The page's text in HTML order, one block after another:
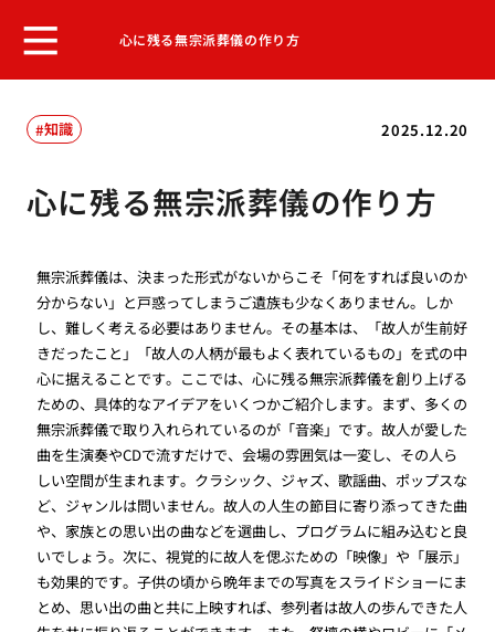
心に残る無宗派葬儀の作り方
2025.12.20
知識
心に残る無宗派葬儀の作り方
無宗派葬儀は、決まった形式がないからこそ「何をすれば良いのか
分からない」と戸惑ってしまうご遺族も少なくありません。しか
し、難しく考える必要はありません。その基本は、「故人が生前好
きだったこと」「故人の人柄が最もよく表れているもの」を式の中
心に据えることです。ここでは、心に残る無宗派葬儀を創り上げる
ための、具体的なアイデアをいくつかご紹介します。まず、多くの
無宗派葬儀で取り入れられているのが「音楽」です。故人が愛した
曲を生演奏やCDで流すだけで、会場の雰囲気は一変し、その人ら
しい空間が生まれます。クラシック、ジャズ、歌謡曲、ポップスな
ど、ジャンルは問いません。故人の人生の節目に寄り添ってきた曲
や、家族との思い出の曲などを選曲し、プログラムに組み込むと良
いでしょう。次に、視覚的に故人を偲ぶための「映像」や「展示」
も効果的です。子供の頃から晩年までの写真をスライドショーにま
とめ、思い出の曲と共に上映すれば、参列者は故人の歩んできた人